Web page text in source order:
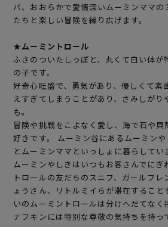
パ、おおらかで愛情深いムーミンママの
たちと楽しい冒険を繰り広げます。
★ムーミントロール
ふさのついたしっぽと、丸くて白い体が
の子です。
好奇心旺盛で、勇気があり、優しくて素
えすぎてしまうことがあり、さみしがり
も。
冒険や挑戦をこよなく愛し、海で石や貝
好きです。 ムーミン谷にあるムーミン
とムーミンママといっしょに暮らしてい
ムーミンやしきはいつもお客さんでにぎ
トロールの友だちのスニフ、ガールフレ
ょうさん、リトルミイらが滞在すること
いのムーミントロールは分けへだてなく
ナフキンには特別な尊敬の気持ちを持っ